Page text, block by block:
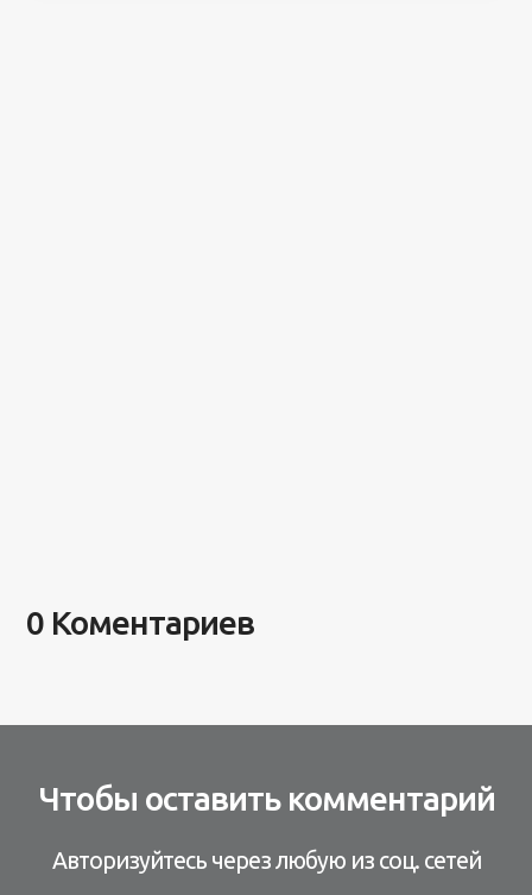
0 Коментариев
Чтобы оставить комментарий
Авторизуйтесь через любую из соц. сетей